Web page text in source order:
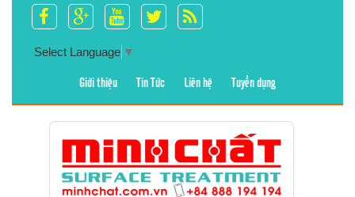
Select Language ▼
Giới thiệu Tin Tức Liên hệ Tuyển dụng